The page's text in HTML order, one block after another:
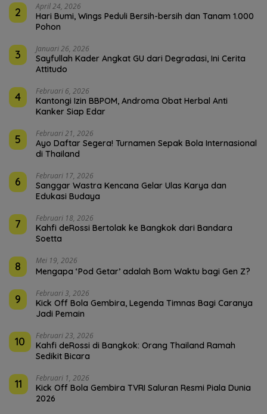
2 April 24, 2026
Hari Bumi, Wings Peduli Bersih-bersih dan Tanam 1.000
Pohon
3 Januari 26, 2026
Sayfullah Kader Angkat GU dari Degradasi, Ini Cerita
Attitudo
4 Februari 6, 2026
Kantongi Izin BBPOM, Androma Obat Herbal Anti
Kanker Siap Edar
5 Februari 21, 2026
Ayo Daftar Segera! Turnamen Sepak Bola Internasional
di Thailand
6 Februari 17, 2026
Sanggar Wastra Kencana Gelar Ulas Karya dan
Edukasi Budaya
7 Februari 18, 2026
Kahfi deRossi Bertolak ke Bangkok dari Bandara
Soetta
8 Mei 19, 2026
Mengapa ‘Pod Getar’ adalah Bom Waktu bagi Gen Z?
9 Februari 3, 2026
Kick Off Bola Gembira, Legenda Timnas Bagi Caranya
Jadi Pemain
10 Februari 23, 2026
Kahfi deRossi di Bangkok: Orang Thailand Ramah
Sedikit Bicara
11 Februari 1, 2026
Kick Off Bola Gembira TVRI Saluran Resmi Piala Dunia
2026